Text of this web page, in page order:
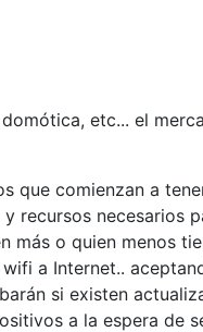
etc... el
que comienzan a
recursos
más o quien menos
a Internet..
si existen
a la espera de